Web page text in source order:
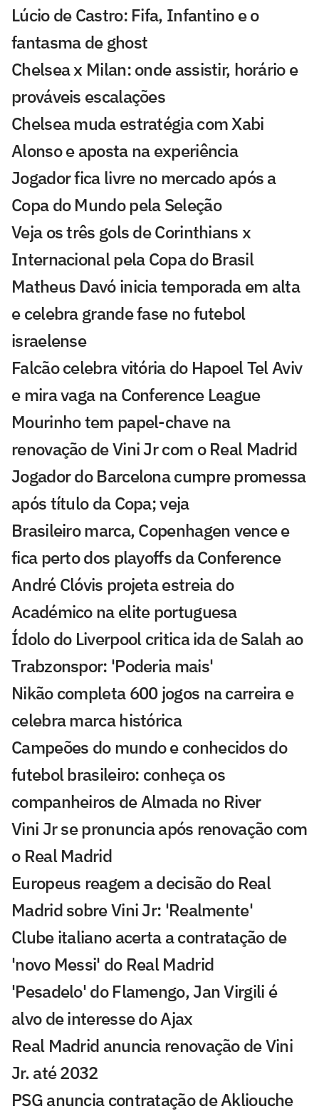
Lúcio de Castro: Fifa, Infantino e o
fantasma de ghost
Chelsea x Milan: onde assistir, horário e
prováveis escalações
Chelsea muda estratégia com Xabi
Alonso e aposta na experiência
Jogador fica livre no mercado após a
Copa do Mundo pela Seleção
Veja os três gols de Corinthians x
Internacional pela Copa do Brasil
Matheus Davó inicia temporada em alta
e celebra grande fase no futebol
israelense
Falcão celebra vitória do Hapoel Tel Aviv
e mira vaga na Conference League
Mourinho tem papel-chave na
renovação de Vini Jr com o Real Madrid
Jogador do Barcelona cumpre promessa
após título da Copa; veja
Brasileiro marca, Copenhagen vence e
fica perto dos playoffs da Conference
André Clóvis projeta estreia do
Académico na elite portuguesa
Ídolo do Liverpool critica ida de Salah ao
Trabzonspor: 'Poderia mais'
Nikão completa 600 jogos na carreira e
celebra marca histórica
Campeões do mundo e conhecidos do
futebol brasileiro: conheça os
companheiros de Almada no River
Vini Jr se pronuncia após renovação com
o Real Madrid
Europeus reagem a decisão do Real
Madrid sobre Vini Jr: 'Realmente'
Clube italiano acerta a contratação de
'novo Messi' do Real Madrid
'Pesadelo' do Flamengo, Jan Virgili é
alvo de interesse do Ajax
Real Madrid anuncia renovação de Vini
Jr. até 2032
PSG anuncia contratação de Akliouche